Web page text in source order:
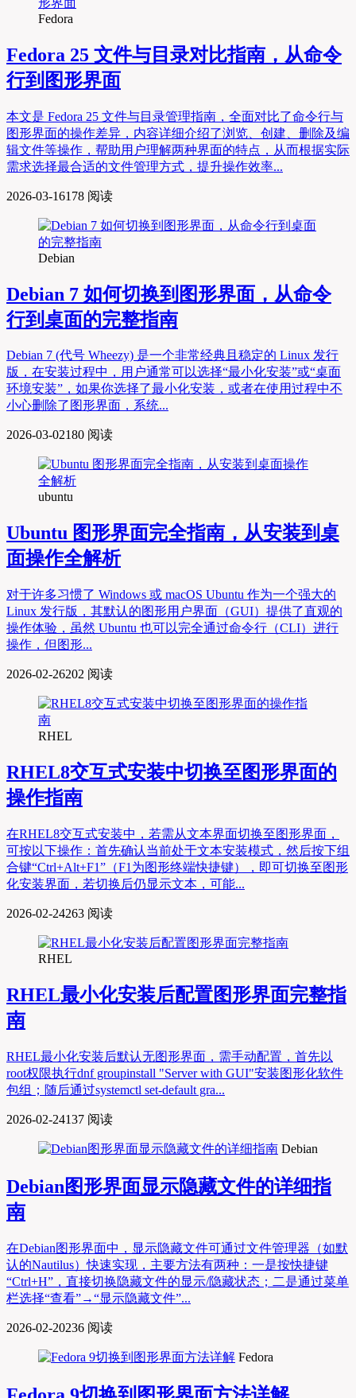
Fedora
Fedora 25 文件与目录对比指南，从命令
行到图形界面
本文是 Fedora 25 文件与目录管理指南，全面对比了命令行与
图形界面的操作差异，内容详细介绍了浏览、创建、删除及编
辑文件等操作，帮助用户理解两种界面的特点，从而根据实际
需求选择最合适的文件管理方式，提升操作效率...
2026-03-16178 阅读
Debian
Debian 7 如何切换到图形界面，从命令
行到桌面的完整指南
Debian 7 (代号 Wheezy) 是一个非常经典且稳定的 Linux 发行
版，在安装过程中，用户通常可以选择“最小化安装”或“桌面
环境安装”，如果你选择了最小化安装，或者在使用过程中不
小心删除了图形界面，系统...
2026-03-02180 阅读
ubuntu
Ubuntu 图形界面完全指南，从安装到桌
面操作全解析
对于许多习惯了 Windows 或 macOS Ubuntu 作为一个强大的
Linux 发行版，其默认的图形用户界面（GUI）提供了直观的
操作体验，虽然 Ubuntu 也可以完全通过命令行（CLI）进行
操作，但图形...
2026-02-26202 阅读
RHEL
RHEL8交互式安装中切换至图形界面的
操作指南
在RHEL8交互式安装中，若需从文本界面切换至图形界面，
可按以下操作：首先确认当前处于文本安装模式，然后按下组
合键“Ctrl+Alt+F1”（F1为图形终端快捷键），即可切换至图形
化安装界面，若切换后仍显示文本，可能...
2026-02-24263 阅读
RHEL
RHEL最小化安装后配置图形界面完整指
南
RHEL最小化安装后默认无图形界面，需手动配置，首先以
root权限执行dnf groupinstall "Server with GUI"安装图形化软件
包组；随后通过systemctl set-default gra...
2026-02-24137 阅读
Debian
Debian图形界面显示隐藏文件的详细指
南
在Debian图形界面中，显示隐藏文件可通过文件管理器（如默
认的Nautilus）快速实现，主要方法有两种：一是按快捷键
“Ctrl+H”，直接切换隐藏文件的显示/隐藏状态；二是通过菜单
栏选择“查看”→“显示隐藏文件”...
2026-02-20236 阅读
Fedora